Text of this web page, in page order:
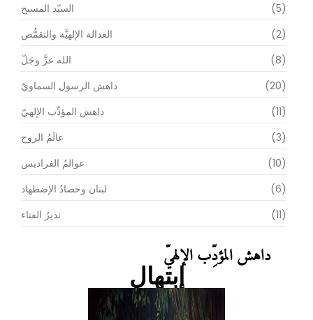
السيّد المسيح
(5)
العدالة الإلهيَّة والتقمُّص
(2)
الله عزَّ وجَلّ
(8)
داهش الرسول السماويّ
(20)
داهش المؤدِّب الإلهيّ
(11)
عالَمُ الروح
(3)
عوالمُ الفراديس
(10)
لبنان وحصادُ الإضطهاد
(6)
نذيرُ الفناء
(11)
داهش المؤدِّب الإلهيّ
إبتهال